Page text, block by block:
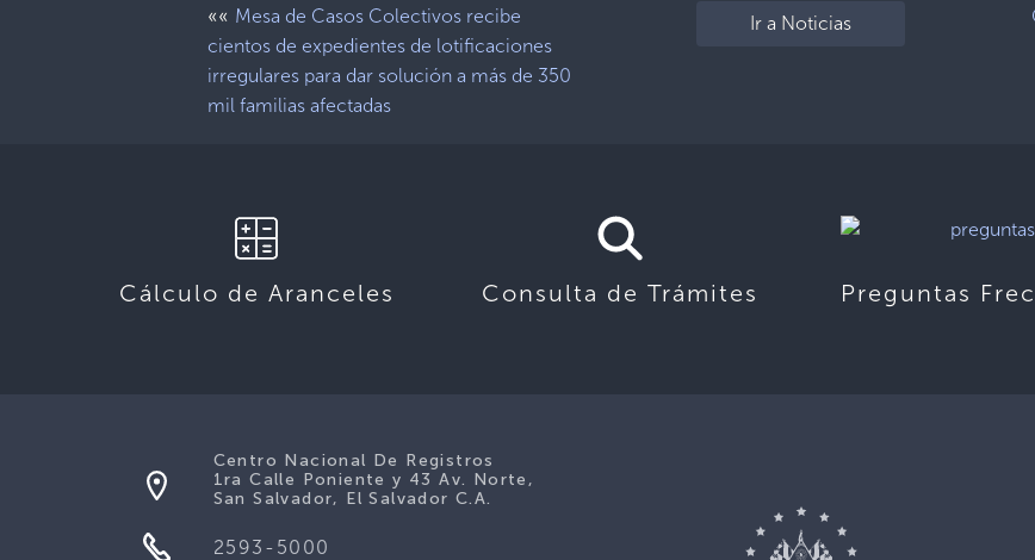
«« Mesa de Casos Colectivos recibe
cientos de expedientes de lotificaciones
irregulares para dar solución a más de 350
mil familias afectadas
Ir a Noticias
Cálculo de Aranceles Consulta de Trámites Preguntas
Centro Nacional De Registros
1ra Calle Poniente y 43 Av. Norte,
San Salvador, El Salvador C.A.
2593-5000